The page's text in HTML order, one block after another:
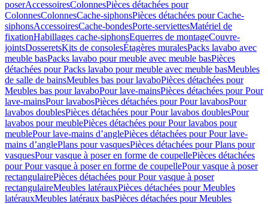
poserAccessoiresColonnesPièces détachées pour
ColonnesColonnesCache-siphonsPièces détachées pour Cache-
siphonsAccessoiresCache-bondesPorte-serviettesMatériel de
fixationHabillages cache-siphonsEquerres de montageCouvre-
jointsDosseretsKits de consolesÉtagères muralesPacks lavabo avec
meuble basPacks lavabo pour meuble avec meuble basPièces
détachées pour Packs lavabo pour meuble avec meuble basMeubles
de salle de bainsMeubles bas pour lavaboPièces détachées pour
Meubles bas pour lavaboPour lave-mainsPièces détachées pour Pour
lave-mainsPour lavabosPièces détachées pour Pour lavabosPour
lavabos doublesPièces détachées pour Pour lavabos doublesPour
lavabos pour meublePièces détachées pour Pour lavabos pour
meublePour lave-mains d’anglePièces détachées pour Pour lave-
mains d’anglePlans pour vasquesPièces détachées pour Plans pour
vasquesPour vasque à poser en forme de coupellePièces détachées
pour Pour vasque à poser en forme de coupellePour vasque à poser
rectangulairePièces détachées pour Pour vasque à poser
rectangulaireMeubles latérauxPièces détachées pour Meubles
latérauxMeubles latéraux basPièces détachées pour Meubles